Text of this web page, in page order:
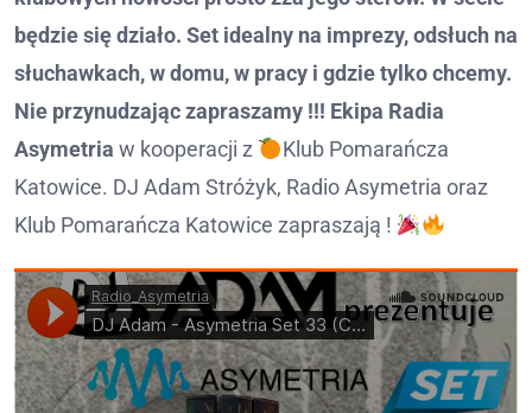
będzie się działo. Set idealny na imprezy, odsłuch na
słuchawkach, w domu, w pracy i gdzie tylko chcemy.
Nie przynudzając zapraszamy !!! Ekipa Radia
Asymetria w kooperacji z
Klub Pomarańcza
Katowice. DJ Adam Stróżyk, Radio Asymetria oraz
Klub Pomarańcza Katowice zapraszają !